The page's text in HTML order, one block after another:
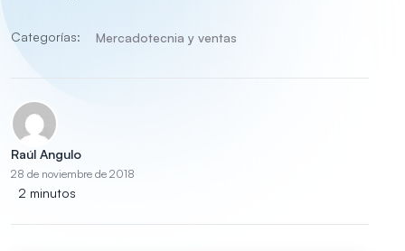
Categorías: Mercadotecnia y ventas
Raúl Angulo
28 de noviembre de 2018
2 minutos